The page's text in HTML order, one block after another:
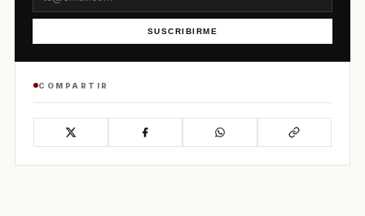
SUSCRIBIRME
COMPARTIR